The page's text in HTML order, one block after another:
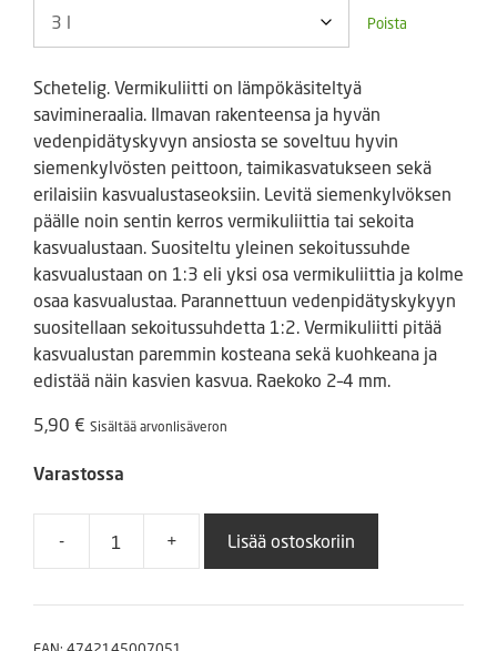
Poista
Schetelig. Vermikuliitti on lämpökäsiteltyä
savimineraalia. Ilmavan rakenteensa ja hyvän
vedenpidätyskyvyn ansiosta se soveltuu hyvin
siemenkylvösten peittoon, taimikasvatukseen sekä
erilaisiin kasvualustaseoksiin. Levitä siemenkylvöksen
päälle noin sentin kerros vermikuliittia tai sekoita
kasvualustaan. Suositeltu yleinen sekoitussuhde
kasvualustaan on 1:3 eli yksi osa vermikuliittia ja kolme
osaa kasvualustaa. Parannettuun vedenpidätyskykyyn
suositellaan sekoitussuhdetta 1:2. Vermikuliitti pitää
kasvualustan paremmin kosteana sekä kuohkeana ja
edistää näin kasvien kasvua. Raekoko 2–4 mm.
5,90 € Sisältää arvonlisäveron
Varastossa
Vermikuliitti,
eri
+ Lisää ostoskoriin
EAN:
4742145007051